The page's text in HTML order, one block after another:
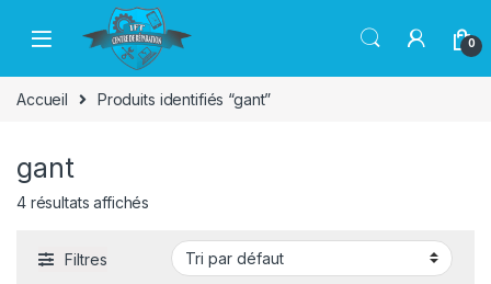
Passer à la navigation
Aller au contenu
0
Accueil Produits identifiés “gant”
gant
4 résultats affichés
Filtres